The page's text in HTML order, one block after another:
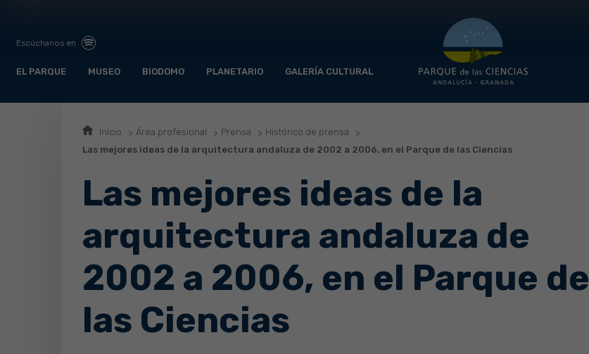
Escúchanos en
EL PARQUE MUSEO BIODOMO PLANETARIO GALERÍA CULTURAL
Inicio Área profesional Prensa
Histórico de prensa
Las mejores ideas de la arquitectura andaluza de 2002 a 2006, en el Parque de las Ciencias
Las mejores ideas de la
arquitectura andaluza de
2002 a 2006, en el Parque de
las Ciencias